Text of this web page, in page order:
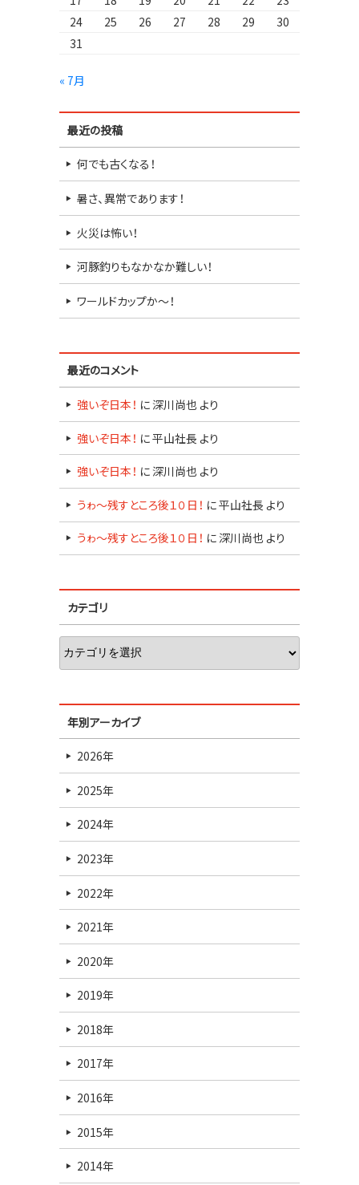
24
25 26 27 28 29
30
31
« 7月
最近の投稿
何でも古くなる！
暑さ、異常であります！
火災は怖い！
河豚釣りもなかなか難しい！
ワールドカップか～！
最近のコメント
強いぞ日本！ に 深川尚也 より
強いぞ日本！ に平山社長 より
強いぞ日本！ に 深川尚也 より
うゎ～残すところ後１０日！ に平山社長 より
うゎ～残すところ後１０日！ に 深川尚也 より
カテゴリ
年別アーカイブ
2026年
2025年
2024年
2023年
2022年
2021年
2020年
2019年
2018年
2017年
2016年
2015年
2014年